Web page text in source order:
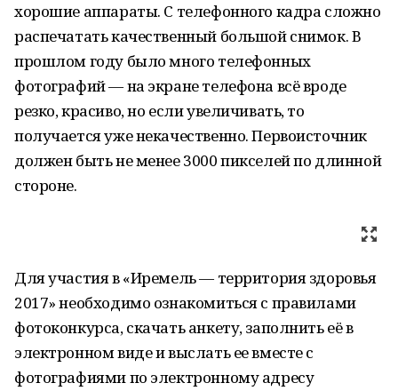
хорошие аппараты. С телефонного кадра сложно
распечатать качественный большой снимок. В
прошлом году было много телефонных
фотографий — на экране телефона всё вроде
резко, красиво, но если увеличивать, то
получается уже некачественно. Первоисточник
должен быть не менее 3000 пикселей по длинной
стороне.
Для участия в «Иремель — территория здоровья
2017» необходимо ознакомиться с правилами
фотоконкурса, скачать анкету, заполнить её в
электронном виде и выслать ее вместе с
фотографиями по электронному адресу